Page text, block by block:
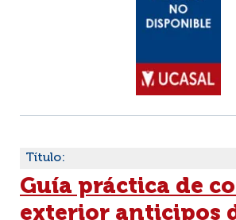
Título:
Guía práctica de
exterior anticipos